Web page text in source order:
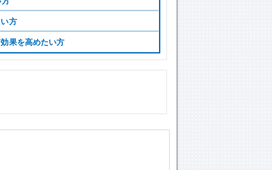
方
果を高めたい方